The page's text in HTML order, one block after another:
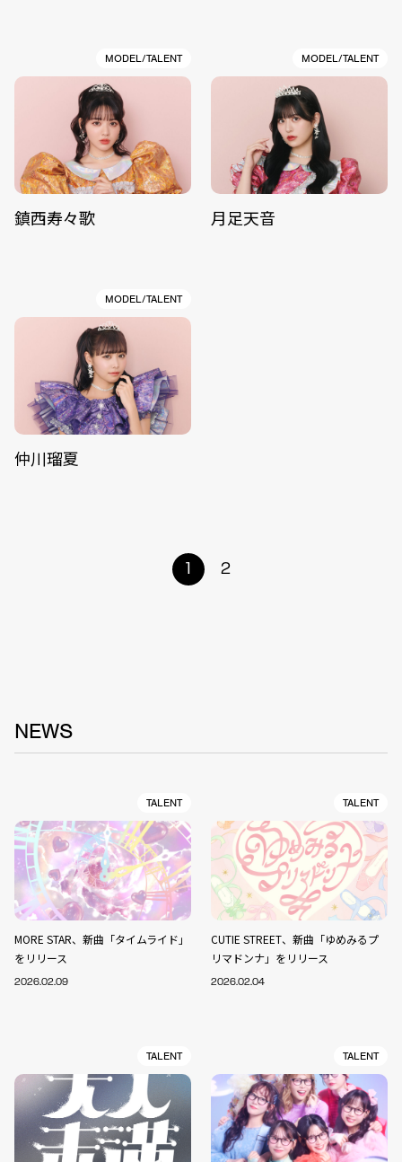
MODEL/TALENT
鎮西寿々歌
MODEL/TALENT
月足天音
MODEL/TALENT
仲川瑠夏
1 2
NEWS
TALENT
MORE STAR、新曲「タイムライド」
をリリース
2026.02.09
TALENT
CUTIE STREET、新曲「ゆめみるプ
リマドンナ」をリリース
2026.02.04
TALENT TALENT